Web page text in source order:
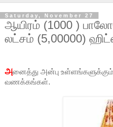
Saturday, November 27
ஆயிரம் (1000 )
லட்சம் (5,00000)
அனைத்து அன்பு
வணக்கங்கள்.